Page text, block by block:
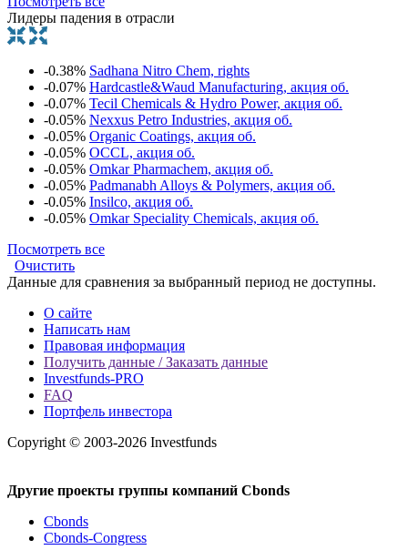
Лидеры падения в отрасли
-0.38% Sadhana Nitro Chem, rights
-0.07% Hardcastle&Waud Manufacturing, акция об.
-0.07% Tecil Chemicals & Hydro Power, акция об.
-0.05% Nexxus Petro Industries, акция об.
-0.05% Organic Coatings, акция об.
-0.05% OCCL, акция об.
-0.05% Omkar Pharmachem, акция об.
-0.05% Padmanabh Alloys & Polymers, акция об.
-0.05% Insilco, акция об.
-0.05% Omkar Speciality Chemicals, акция об.
Посмотреть все
Очистить
Данные для сравнения за выбранный период не доступны.
О сайте
Написать нам
Правовая информация
Получить данные / Заказать данные
Investfunds-PRO
FAQ
Портфель инвестора
Copyright © 2003-2026 Investfunds
Другие проекты группы компаний Cbonds
Cbonds
Cbonds-Congress